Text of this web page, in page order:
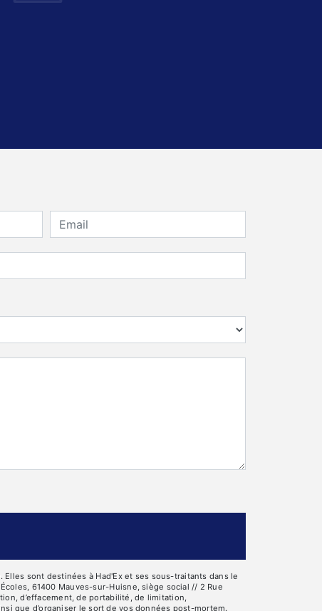
sont destinées à Had'Ex et ses sous-traitants dans le
61400 Mauves-sur-Huisne, siège social // 2 Rue
d’effacement, de portabilité, de limitation,
que d’organiser le sort de vos données post-mortem.